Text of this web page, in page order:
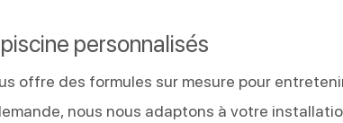
personnalisés
offre des formules sur mesure pour
nous nous adaptons à votre